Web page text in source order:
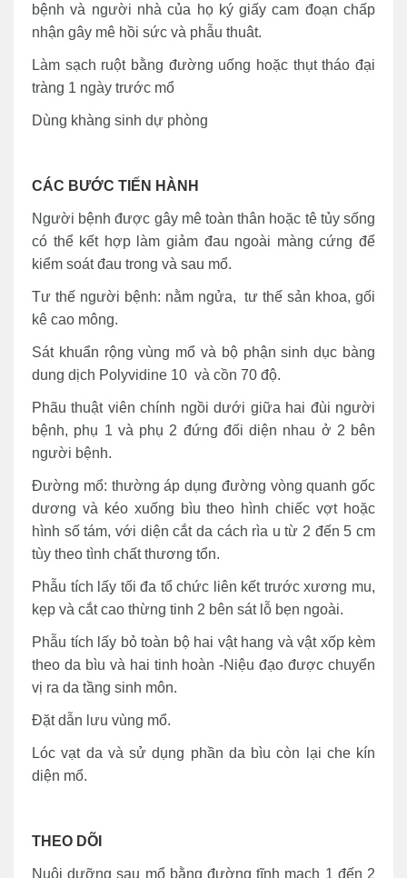
bệnh và người nhà của họ ký giấy cam đoạn chấp
nhận gây mê hồi sức và phẫu thuât.
Làm sạch ruột bằng đường uống hoặc thụt tháo đại
tràng 1 ngày trước mổ
Dùng khàng sinh dự phòng
CÁC BƯỚC TIẾN HÀNH
Người bệnh được gây mê toàn thân hoặc tê tủy sống
có thể kết hợp làm giảm đau ngoài màng cứng để
kiểm soát đau trong và sau mổ.
Tư thế người bệnh: nằm ngửa, tư thế sản khoa, gối
kê cao mông.
Sát khuẩn rộng vùng mổ và bộ phận sinh dục bàng
dung dịch Polyvidine 10 và cồn 70 độ.
Phãu thuật viên chính ngồi dưới giữa hai đùi người
bệnh, phụ 1 và phụ 2 đứng đối diện nhau ở 2 bên
người bệnh.
Đường mổ: thường áp dụng đường vòng quanh gốc
dương và kéo xuống bìu theo hình chiếc vợt hoặc
hình số tám, với diện cắt da cách rìa u từ 2 đến 5 cm
tùy theo tình chất thương tổn.
Phẫu tích lấy tối đa tổ chức liên kết trước xương mu,
kẹp và cắt cao thừng tinh 2 bên sát lỗ bẹn ngoài.
Phẫu tích lấy bỏ toàn bộ hai vật hang và vật xốp kèm
theo da bìu và hai tinh hoàn -Niệu đạo được chuyển
vị ra da tầng sinh môn.
Đặt dẫn lưu vùng mổ.
Lóc vạt da và sử dụng phần da bìu còn lại che kín
diện mổ.
THEO DÕI
Nuôi dưỡng sau mổ bằng đường tĩnh mạch 1 đến 2